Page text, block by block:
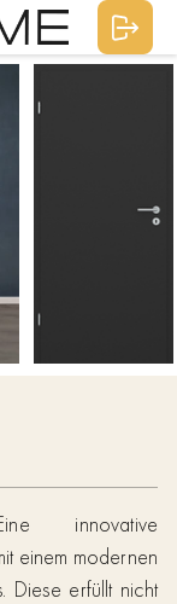
innovative
einem modernen
Diese erfüllt nicht